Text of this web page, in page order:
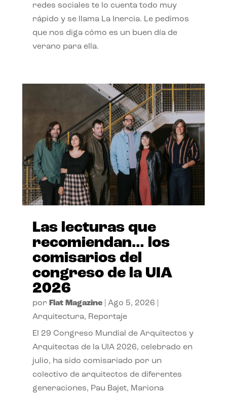
redes sociales te lo cuenta todo muy
rápido y se llama La Inercia. Le pedimos
que nos diga cómo es un buen día de
verano para ella.
Las lecturas que
recomiendan… los
comisarios del
congreso de la UIA
2026
por Flat Magazine| Ago 5, 2026
Arquitectura, Reportaje
El 29 Congreso Mundial de Arquitectos y
Arquitectas de la UIA 2026, celebrado en
julio, ha sido comisariado por un
colectivo de arquitectos de diferentes
generaciones, Pau Bajet, Mariona